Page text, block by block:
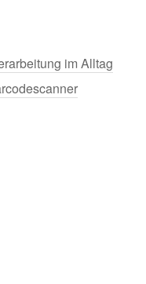
im Alltag